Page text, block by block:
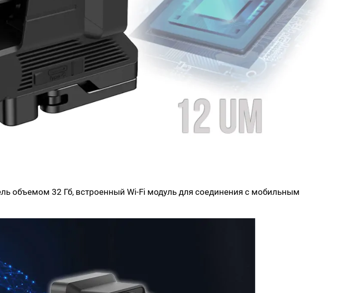
объемом 32 Гб, встроенный Wi-Fi модуль для соединения с мобильным